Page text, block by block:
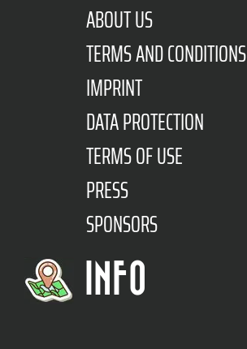
ABOUT US
TERMS AND CONDITIONS
IMPRINT
DATA PROTECTION
TERMS OF USE
PRESS
SPONSORS
INFO